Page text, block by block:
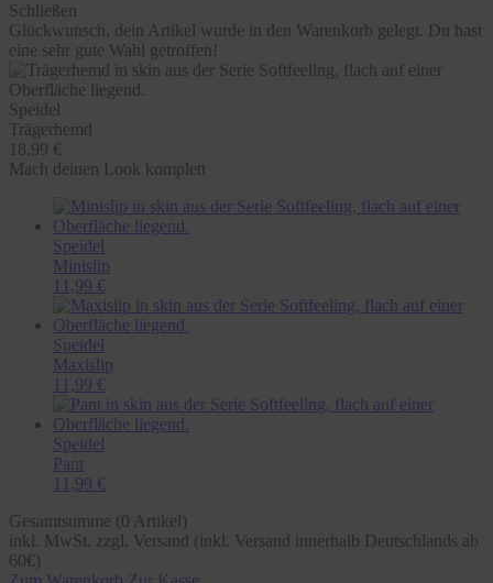
Schließen
Glückwunsch, dein Artikel wurde in den Warenkorb gelegt. Du hast
eine sehr gute Wahl getroffen!
Speidel
Trägerhemd
18,99 €
Mach deinen Look komplett
Speidel
Minislip
11,99 €
Speidel
Maxislip
11,99 €
Speidel
Pant
11,99 €
Gesamtsumme (0 Artikel)
inkl. MwSt. zzgl. Versand (inkl. Versand innerhalb Deutschlands ab
60€)